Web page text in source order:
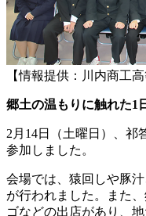
【情報提供：川内商工高
郷土の温もりに触れた1
2月14日（土曜日）、祁
参加しました。
会場では、猿回しや豚
が行われました。また
ゴなどの出店があり、